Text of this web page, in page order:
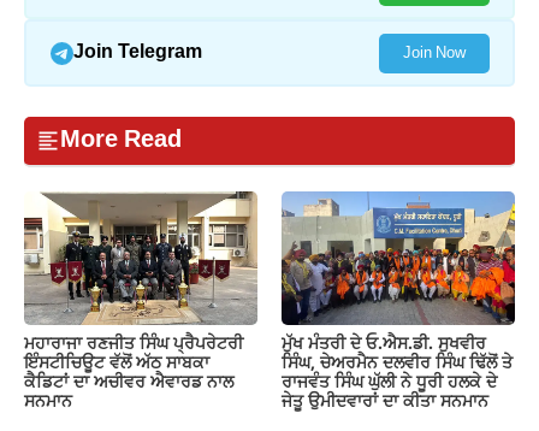
Join Telegram Join Now
More Read
ਮਹਾਰਾਜਾ ਰਣਜੀਤ ਸਿੰਘ ਪ੍ਰੈਪਰੇਟਰੀ
ਇੰਸਟੀਚਿਊਟ ਵੱਲੋਂ ਅੱਠ ਸਾਬਕਾ
ਕੈਡਿਟਾਂ ਦਾ ਅਚੀਵਰ ਐਵਾਰਡ ਨਾਲ
ਸਨਮਾਨ
ਮੁੱਖ ਮੰਤਰੀ ਦੇ ਓ.ਐਸ.ਡੀ. ਸੁਖਵੀਰ
ਸਿੰਘ, ਚੇਅਰਮੈਨ ਦਲਵੀਰ ਸਿੰਘ ਢਿੱਲੋਂ ਤੇ
ਰਾਜਵੰਤ ਸਿੰਘ ਘੁੱਲੀ ਨੇ ਧੂਰੀ ਹਲਕੇ ਦੇ
ਜੇਤੂ ਉਮੀਦਵਾਰਾਂ ਦਾ ਕੀਤਾ ਸਨਮਾਨ